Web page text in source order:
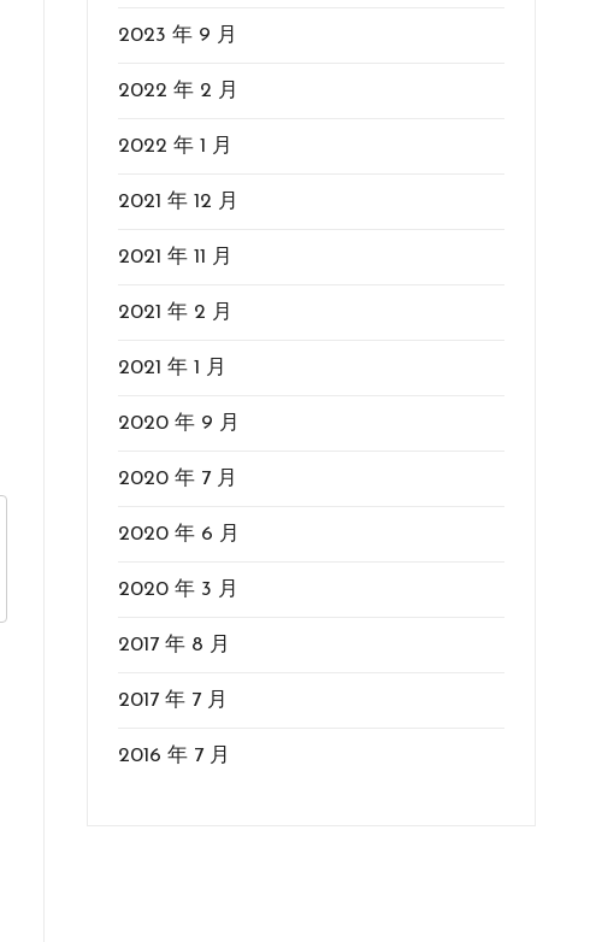
2023 年 9 月
2022 年 2 月
2022 年 1 月
2021 年 12 月
2021 年 11 月
2021 年 2 月
2021 年 1 月
2020 年 9 月
2020 年 7 月
2020 年 6 月
2020 年 3 月
2017 年 8 月
2017 年 7 月
2016 年 7 月